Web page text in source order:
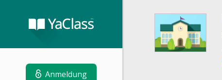
Anmeldung